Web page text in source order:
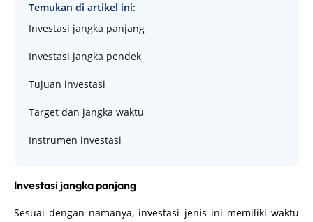
Temukan di artikel ini:
Investasi jangka panjang
Investasi jangka pendek
Tujuan investasi
Target dan jangka waktu
Instrumen investasi
Investasi jangka panjang
Sesuai dengan namanya, investasi jenis ini memiliki waktu